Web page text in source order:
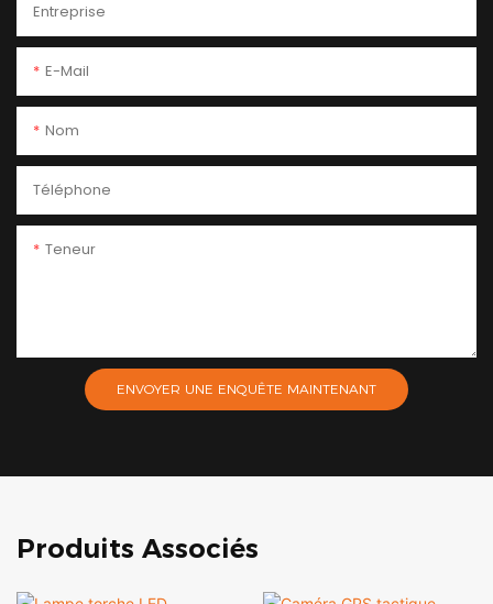
Entreprise
E-Mail
Nom
Téléphone
Teneur
ENVOYER UNE ENQUÊTE MAINTENANT
Produits Associés